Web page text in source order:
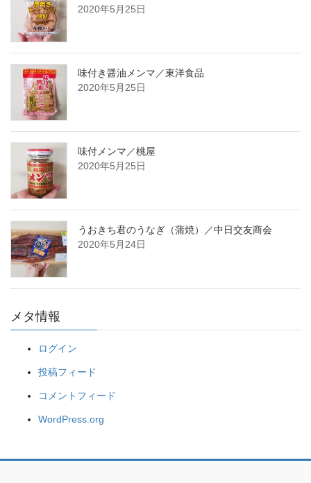
2020年5月25日
味付き醤油メンマ／東洋食品
2020年5月25日
味付メンマ／桃屋
2020年5月25日
うおきち君のうなぎ（蒲焼）／中日交友商会
2020年5月24日
メタ情報
ログイン
投稿フィード
コメントフィード
WordPress.org